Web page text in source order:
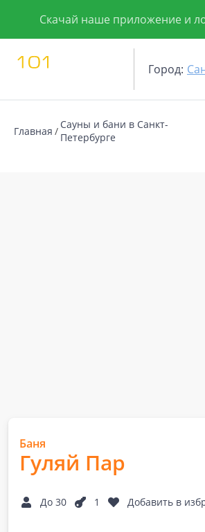
Скачай наше приложение и
Город:
Главная
Сауны и бани в Санкт-
Петербурге
Баня
Гуляй Пар
До 30 1 Добавить в